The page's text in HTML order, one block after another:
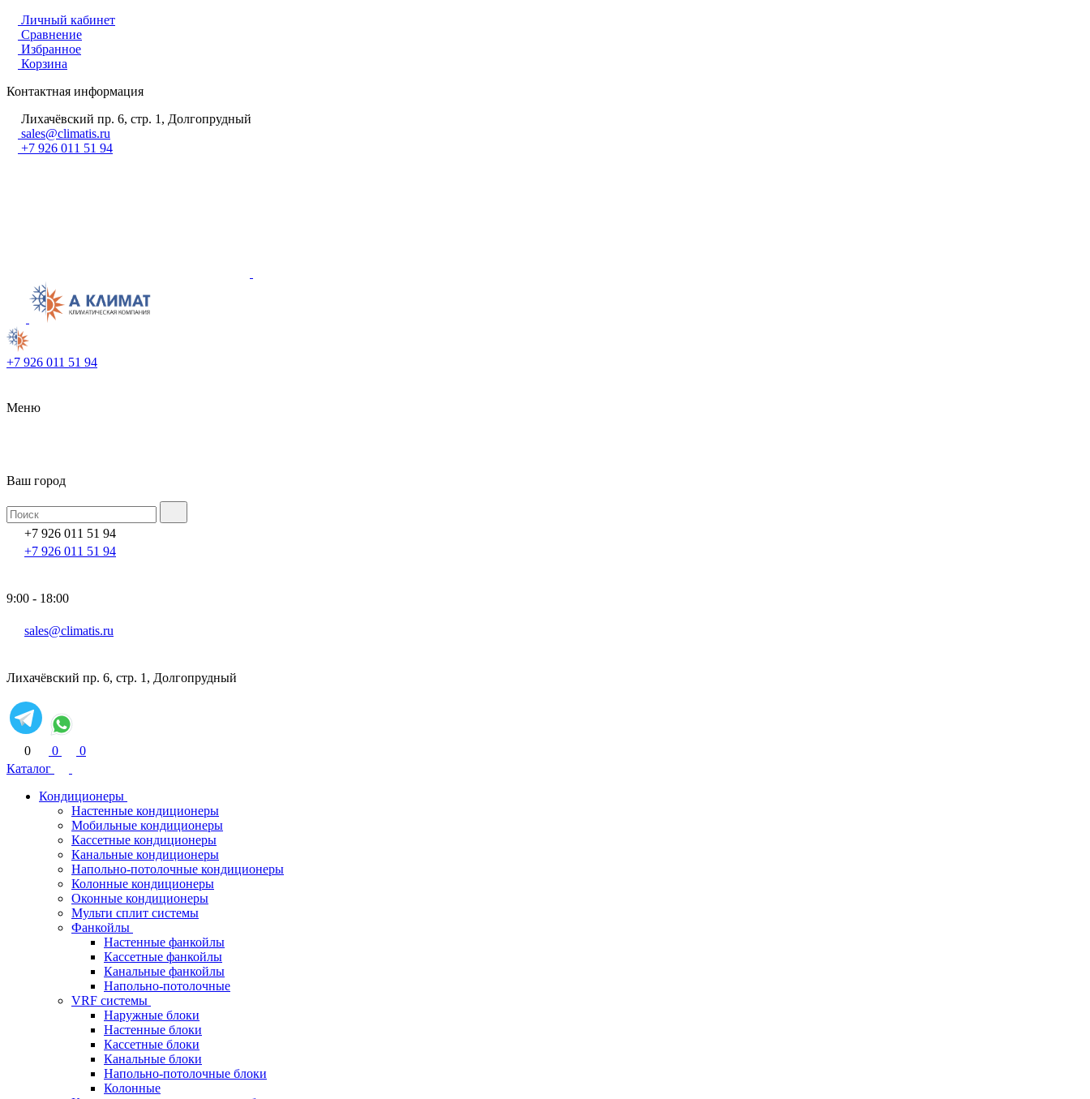
Личный кабинет
Сравнение
Избранное
Корзина
Контактная информация
Лихачёвский пр. 6, стр. 1, Долгопрудный
sales@climatis.ru
+7 926 011 51 94
+7 926 011 51 94
Меню
Ваш город
+7 926 011 51 94
+7 926 011 51 94
9:00 - 18:00
sales@climatis.ru
Лихачёвский пр. 6, стр. 1, Долгопрудный
0 0
0
Каталог
Кондиционеры
Настенные кондиционеры
Мобильные кондиционеры
Кассетные кондиционеры
Канальные кондиционеры
Напольно-потолочные кондиционеры
Колонные кондиционеры
Оконные кондиционеры
Мульти сплит системы
Фанкойлы
Настенные фанкойлы
Кассетные фанкойлы
Канальные фанкойлы
Напольно-потолочные
VRF системы
Наружные блоки
Настенные блоки
Кассетные блоки
Канальные блоки
Напольно-потолочные блоки
Колонные